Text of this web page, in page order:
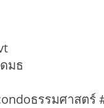
มธ
ธรรมศาสตร์